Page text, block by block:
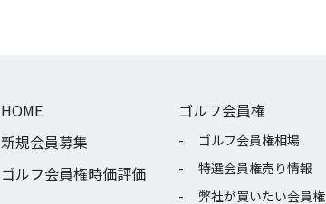
HOME
新規会員募集
ゴルフ会員権時価評価
ゴルフ会員権
ゴルフ会員権相場
特選会員権売り情報
弊社が買いたい会員権